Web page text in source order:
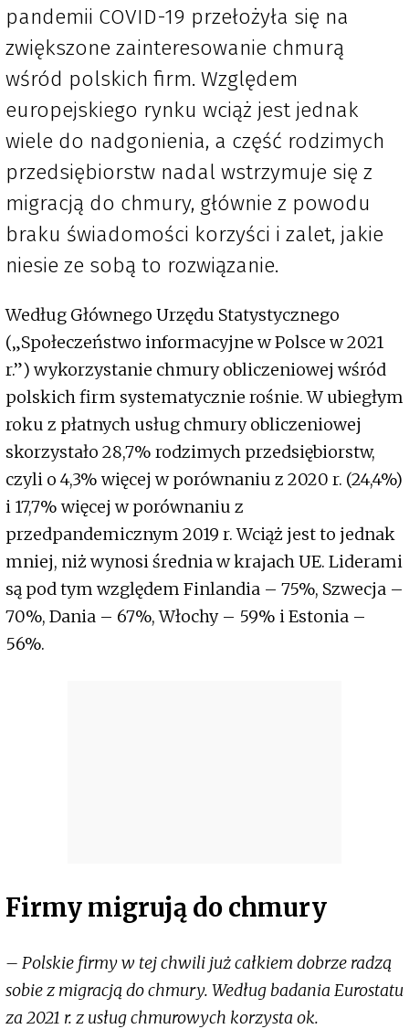
pandemii COVID-19 przełożyła się na
zwiększone zainteresowanie chmurą
wśród polskich firm. Względem
europejskiego rynku wciąż jest jednak
wiele do nadgonienia, a część rodzimych
przedsiębiorstw nadal wstrzymuje się z
migracją do chmury, głównie z powodu
braku świadomości korzyści i zalet, jakie
niesie ze sobą to rozwiązanie.
Według Głównego Urzędu Statystycznego
(„Społeczeństwo informacyjne w Polsce w 2021
r.”) wykorzystanie chmury obliczeniowej wśród
polskich firm systematycznie rośnie. W ubiegłym
roku z płatnych usług chmury obliczeniowej
skorzystało 28,7% rodzimych przedsiębiorstw,
czyli o 4,3% więcej w porównaniu z 2020 r. (24,4%)
i 17,7% więcej w porównaniu z
przedpandemicznym 2019 r. Wciąż jest to jednak
mniej, niż wynosi średnia w krajach UE. Liderami
są pod tym względem Finlandia – 75%, Szwecja –
70%, Dania – 67%, Włochy – 59% i Estonia –
56%.
Firmy migrują do chmury
– Polskie firmy w tej chwili już całkiem dobrze radzą
sobie z migracją do chmury. Według badania Eurostatu
za 2021 r. z usług chmurowych korzysta ok.